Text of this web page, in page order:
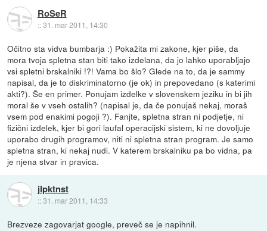
RoSeR
::31. mar 2011, 14:30
Očitno sta vidva bumbarja :) Pokažita mi zakone, kjer piše, da
mora tvoja spletna stan biti tako izdelana, da jo lahko uporabljajo
vsi spletni brskalniki !?! Vama bo šlo? Glede na to, da je sammy
napisal, da je to diskriminatorno (je ok) in prepovedano (s katerimi
akti?). Še en primer. Ponujam izdelke v slovenskem jeziku in bi jih
moral še v vseh ostalih? (napisal je, da če ponujaš nekaj, moraš
vsem pod enakimi pogoji ?). Fanjte, spletna stran ni podjetje, ni
fizični izdelek, kjer bi gori laufal operacijski sistem, ki ne dovoljuje
uporabo drugih programov, niti ni spletna stran program. Je samo
spletna stran, ki nekaj nudi. V katerem brskalniku pa bo vidna, pa
je njena stvar in pravica.
jlpktnst
::31. mar 2011, 14:33
Brezveze zagovarjat google, preveč se je napihnil.